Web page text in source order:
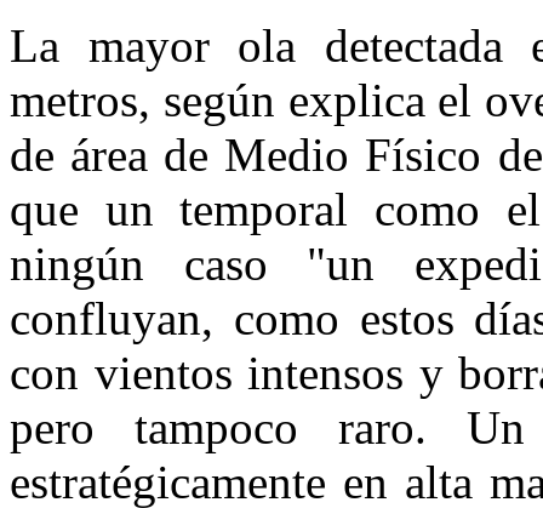
La mayor ola detectada
metros, según explica el
de área de Medio Físico
que un temporal como
ningún caso "un
confluyan, como estos
con vientos intensos y
pero tampoco raro.
estratégicamente en alta